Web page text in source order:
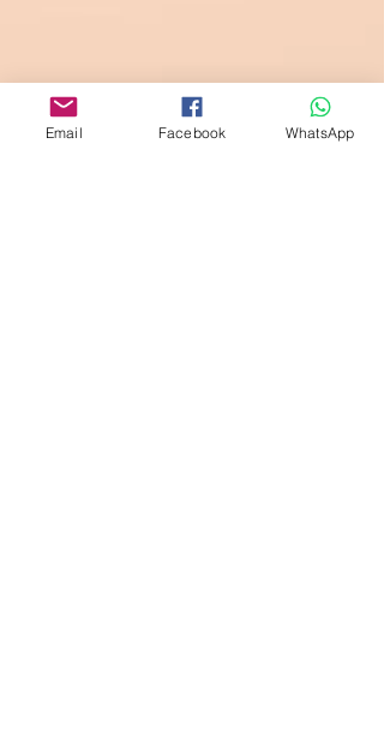
Email Facebook WhatsApp